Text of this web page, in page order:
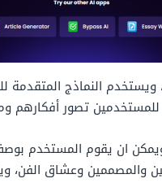
النماذج المتقدمة
للمستخدمين تصور
ان يقوم المستخدم
والمصممين وعشاق الفن،